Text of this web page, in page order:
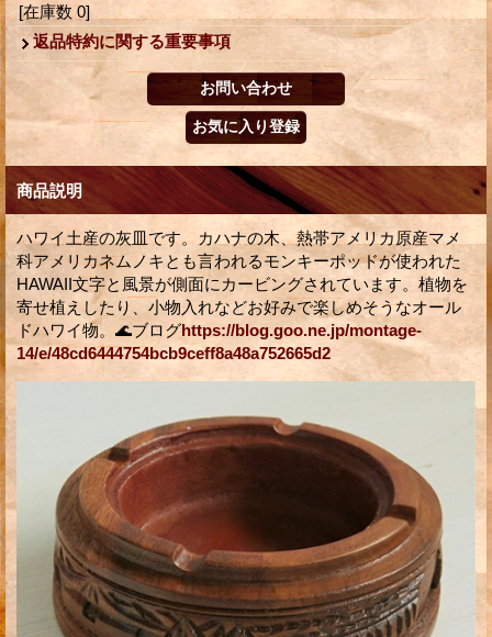
[在庫数 0]
返品特約に関する重要事項
商品説明
ハワイ土産の灰皿です。カハナの木、熱帯アメリカ原産マメ
科アメリカネムノキとも言われるモンキーポッドが使われた
HAWAII文字と風景が側面にカービングされています。植物を
寄せ植えしたり、小物入れなどお好みで楽しめそうなオール
ドハワイ物。🌊ブログhttps://blog.goo.ne.jp/montage-
14/e/48cd6444754bcb9ceff8a48a752665d2